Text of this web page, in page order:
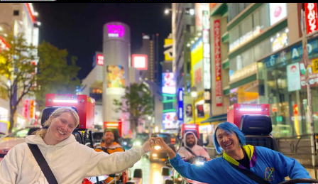
ΚΥΡΙΩΣ
Σχετικά Προδιαγραφές Τιμές
Πρόσβαση Αναφορές Συχνές Ερωτήσεις
Εταιρεία Κράτηση
Αλλαγή Καταστήματος
Τόκιο Σινάγαουα #1 Τόκιο Ακίχαμπαρα #1
Τόκιο Ακίχαμπαρα #2 Τόκιο Σιμπούγια